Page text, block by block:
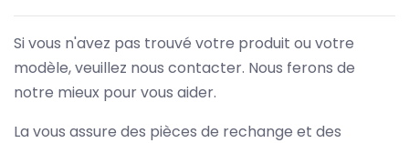
Si vous n'avez pas trouvé votre produit ou votre
modèle, veuillez nous contacter. Nous ferons de
notre mieux pour vous aider.
La vous assure des pièces de rechange et des